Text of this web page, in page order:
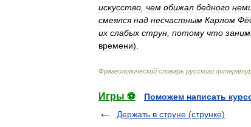
искусство чем обижал бедного
смеялся над несчастным Карлом
их слабых струн потому что
времени).
Фразеологический словарь русского
Игры ⚽
Поможем написать
Держать в струне (струнке)